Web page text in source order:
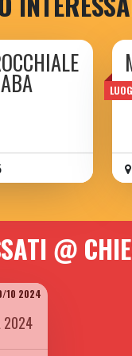
@
10 2024
2024